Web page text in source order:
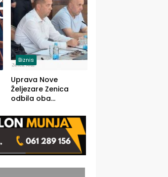
Biznis
Uprava Nove
Željezare Zenica
odbila oba
FBiH: Ustrajni da je
stečaj jedino rješenje